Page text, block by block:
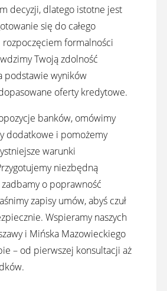
decyzji, dlatego istotne jest
się do całego
rozpoczęciem formalności
Twoją zdolność
podstawie wyników
oferty kredytowe.
banków, omówimy
dodatkowe i pomożemy
warunki
niezbędną
o poprawność
zapisy umów, abyś czuł
Wspieramy naszych
i Mińska Mazowieckiego
– od pierwszej konsultacji aż